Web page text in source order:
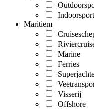
Indoorsport
Maritiem
Marine
Ferries
Visserij
Offshore